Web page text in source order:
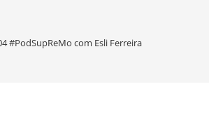
#PodSupReMo com Esli Ferreira